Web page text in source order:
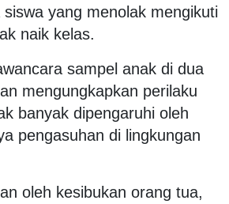
yang menolak mengikuti
naik kelas.
sampel anak di dua
mengungkapkan perilaku
banyak dipengaruhi oleh
pengasuhan di lingkungan
oleh kesibukan orang tua,